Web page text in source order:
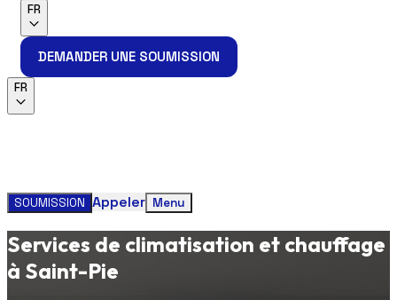
FR
DEMANDER UNE SOUMISSION
FR
SOUMISSION Appeler Menu
Services de climatisation et chauffage
à Saint-Pie